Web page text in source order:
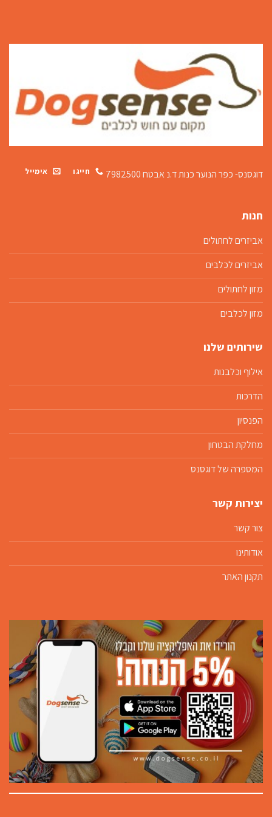
דוגסנס- כפר הנוער כנותד.נ אבטח 7982500 חייגו אימייל
חנות
אביזרים לחתולים
אביזרים לכלבים
מזון לחתולים
מזון לכלבים
שירותים שלנו
אילוף וכלבנות
הדרכות
הפנסיון
מחלקת הבטחון
המספרה של דוגסנס
יצירות קשר
צור קשר
אודותינו
תקנון האתר